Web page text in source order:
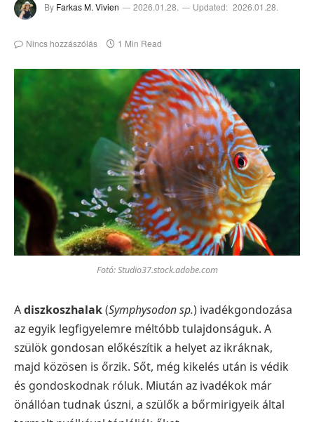
By Farkas M. Vivien 2026.01.28. Updated: 2026.01.28.
Nincs hozzászólás 1 Min Read
Fotó: Studio37.stock.adobe.com
Adiszkoszhalak(Symphysodon sp.) ivadékgondozása
az egyik legfigyelemre méltóbb tulajdonságuk. A
szülök gondosan előkészítik a helyet az ikráknak,
majd közösen is őrzik. Sőt, még kikelés után is védik
és gondoskodnak róluk. Miután az ivadékok már
önállóan tudnak úszni, a szülők a bőrmirigyeik által